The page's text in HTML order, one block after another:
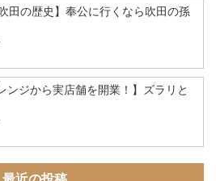
田の歴史】奉公に行くなら吹田の孫
ンジから実店舗を開業！】ズラリと